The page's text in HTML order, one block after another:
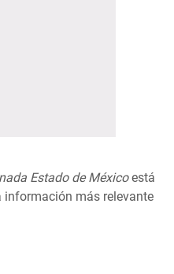
Estado de Méxicoestá
información más relevante